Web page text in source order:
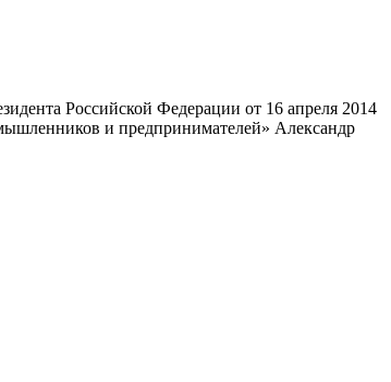
Российской Федерации от 16 апреля 2014
и предпринимателей» Александр